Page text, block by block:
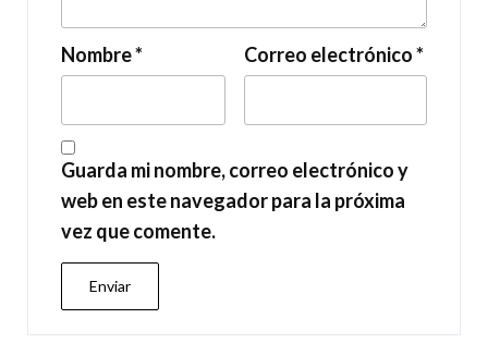
Nombre* Correo electrónico*
Guarda mi nombre, correo electrónico y
web en este navegador para la próxima
vez que comente.